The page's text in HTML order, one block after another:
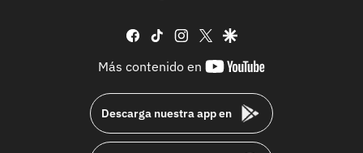
facebook
tiktok instagram
twittergoogle
Más contenido en
youtube-
Descarga nuestra app en